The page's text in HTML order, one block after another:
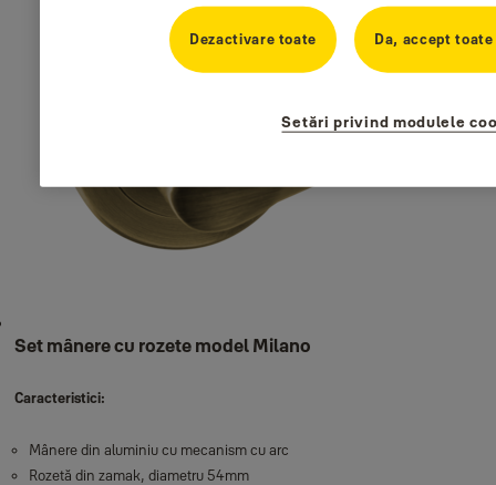
Set mânere cu rozete model Milano
Caracteristici:
Mânere din aluminiu cu mecanism cu arc
Rozetă din zamak, diametru 54mm
Dezactivare toate Da, accept
Setări privind modulele